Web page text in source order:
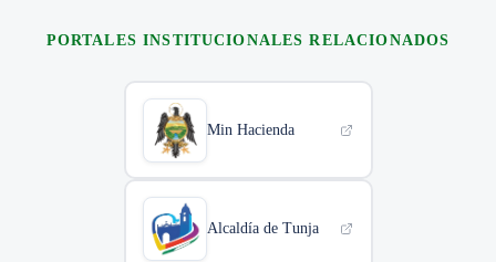
PORTALES INSTITUCIONALES RELACIONADOS
Min Hacienda
Alcaldía de Tunja